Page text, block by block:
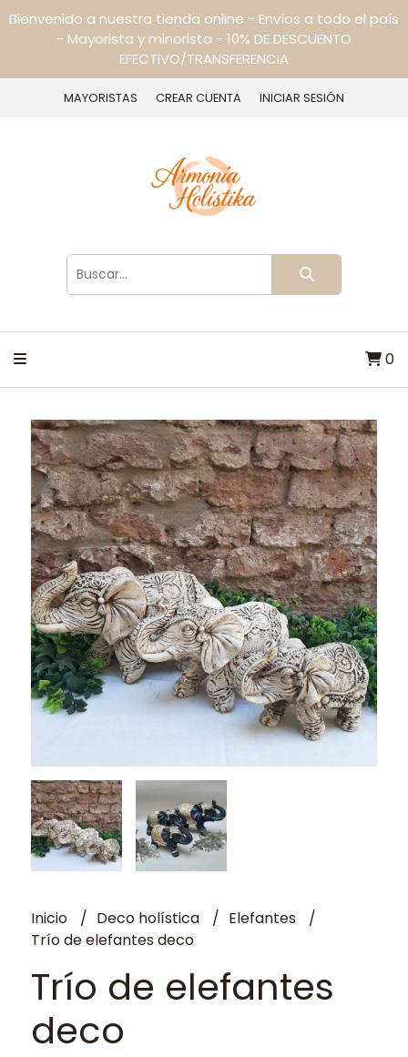
Bienvenido a nuestra tienda online - Envíos a todo el país
- Mayorista y minorista - 10% DE DESCUENTO
EFECTIVO/TRANSFERENCIA
MAYORISTAS CREAR CUENTA INICIAR SESIÓN
0
Inicio Deco holística
Elefantes
Trío de elefantes deco
Trío de elefantes
deco